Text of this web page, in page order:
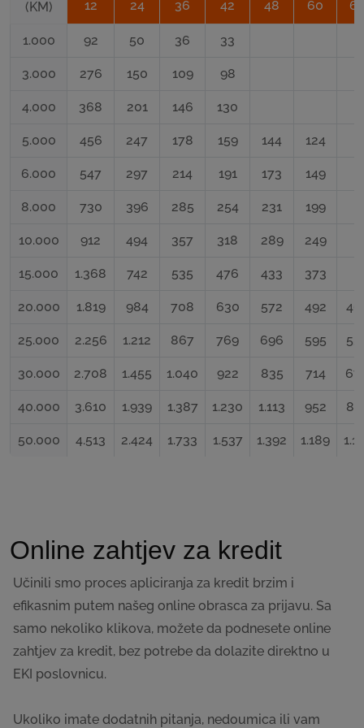
(KM)
12 24 36 42 48 60
1.000 92 50 36 33
3.000 276 150 109 98
4.000 368 201 146 130
5.000 456 247 178 159 144 124
6.000 547 297 214 191 173 149
8.000 730 396 285 254 231 199
10.000 912 494 357 318 289 249
15.000 1.368 742 535 476 433 373
20.000 1.819 984 708 630 572 492
25.000 2.256 1.212 867 769 696 595
30.000 2.708 1.455 1.040 922 835 714
40.000 3.610 1.939 1.387 1.230 1.113 952
50.000 4.513 2.424 1.733 1.537 1.392 1.189
Online zahtjev za kredit
Učinili smo proces apliciranja za kredit brzim i
efikasnim putem našeg online obrasca za prijavu. Sa
samo nekoliko klikova, možete da podnesete online
zahtjev za kredit, bez potrebe da dolazite direktno u
EKI poslovnicu.
Ukoliko imate dodatnih pitanja, nedoumica ili vam